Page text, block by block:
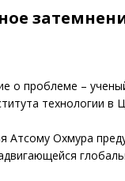
о проблеме –
технологии в
Атсому Охмура